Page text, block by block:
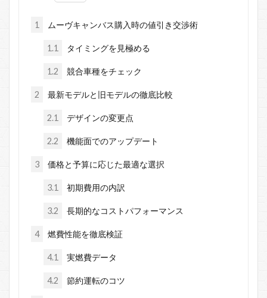
1 ムーヴキャンバス購入時の値引き交渉術
1.1 タイミングを見極める
1.2 競合車種をチェック
2 最新モデルと旧モデルの徹底比較
2.1 デザインの変更点
2.2 機能面でのアップデート
3 価格と予算に応じた最適な選択
3.1 初期費用の内訳
3.2 長期的なコストパフォーマンス
4 燃費性能を徹底検証
4.1 実燃費データ
4.2 節約運転のコツ